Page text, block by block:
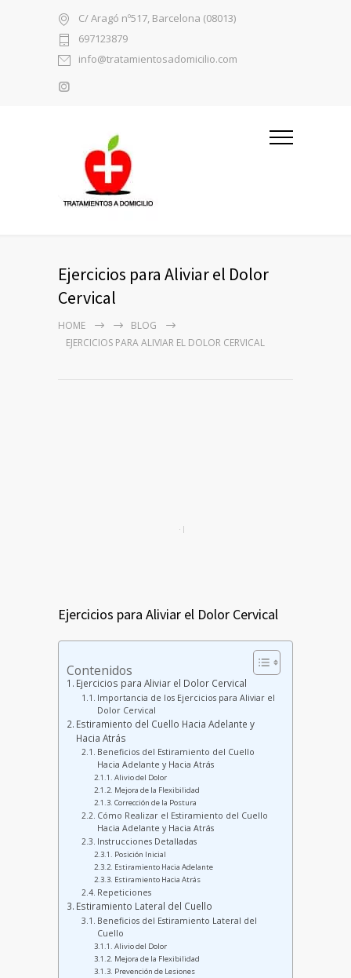
C/ Aragó nº517, Barcelona (08013)
697123879
info@tratamientosadomicilio.com
Ejercicios para Aliviar el Dolor
Cervical
HOME
BLOG
EJERCICIOS PARA ALIVIAR EL DOLOR CERVICAL
Ejercicios para Aliviar el Dolor Cervical
Contenidos
Ejercicios para Aliviar el Dolor Cervical
Importancia de los Ejercicios para Aliviar el
Dolor Cervical
Estiramiento del Cuello Hacia Adelante y
Hacia Atrás
Beneficios del Estiramiento del Cuello
Hacia Adelante y Hacia Atrás
Alivio del Dolor
Mejora de la Flexibilidad
Corrección de la Postura
Cómo Realizar el Estiramiento del Cuello
Hacia Adelante y Hacia Atrás
Instrucciones Detalladas
Posición Inicial
Estiramiento Hacia Adelante
Estiramiento Hacia Atrás
Repeticiones
Estiramiento Lateral del Cuello
Beneficios del Estiramiento Lateral del
Cuello
Alivio del Dolor
Mejora de la Flexibilidad
Prevención de Lesiones